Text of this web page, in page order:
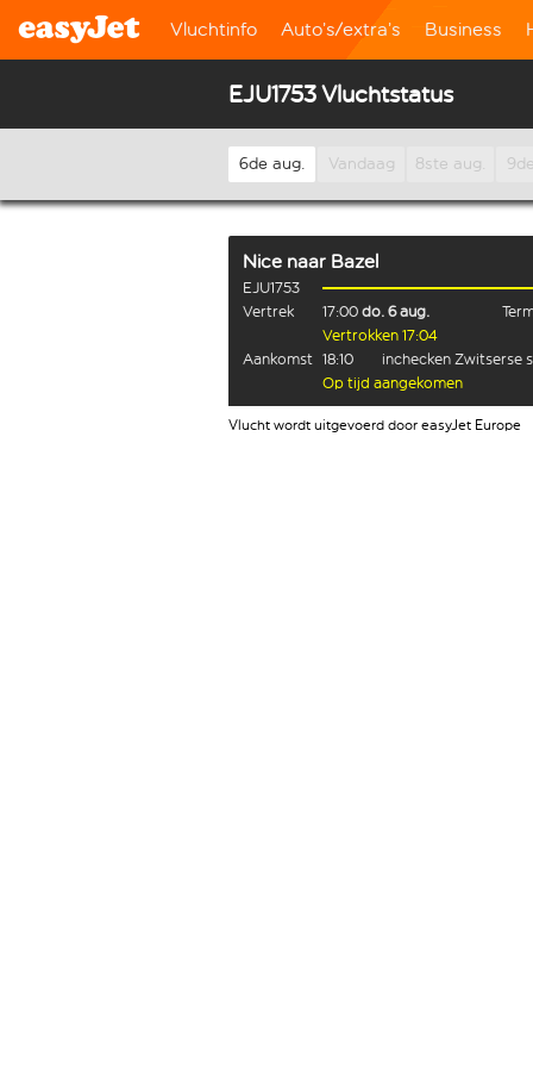
Vluchtinfo Auto’s/extra’s Business
EJU1753 Vluchtstatus
6de aug. Vandaag 8ste aug.
Nice naar Bazel
EJU1753
Vertrek
17:00 do. 6 aug.
Vertrokken 17:04
Aankomst 18:10
inchecken Zwitserse
Op tijd aangekomen
Vlucht wordt uitgevoerd door easyJet Europe